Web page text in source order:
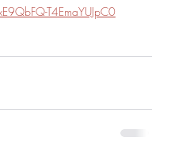
T4EmaYUJpC0